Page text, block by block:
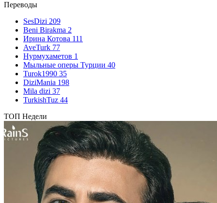
Переводы
SesDizi 209
Beni Birakma 2
Ирина Котова 111
AveTurk 77
Нурмухаметов 1
Мыльные оперы Турции 40
Turok1990 35
DiziMania 198
Mila dizi 37
TurkishTuz 44
ТОП Недели